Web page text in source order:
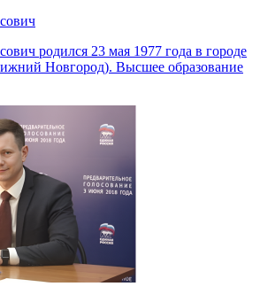
родился 23 мая 1977 года в городе
Новгород). Высшее образование